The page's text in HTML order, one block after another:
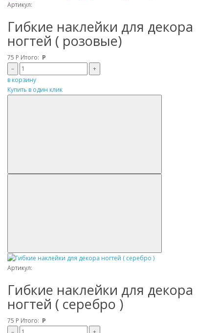
Артикул:
Гибкие наклейки для декора
ногтей ( розовые)
75 Р Итого: Р
–
+
в корзину
Купить в один клик
Артикул:
Гибкие наклейки для декора
ногтей ( серебро )
75 Р Итого: Р